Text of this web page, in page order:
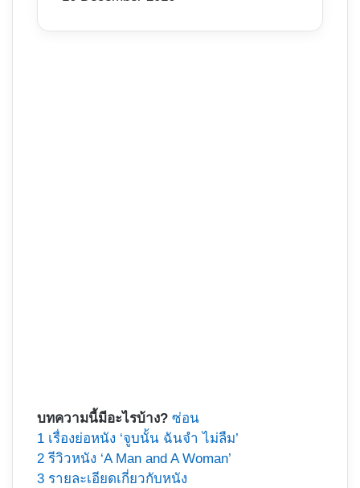
บทความนี้มีอะไรบ้าง? ซ่อน
1 เรื่องย่อหนัง ‘จูบนั้น ฉันจำ ไม่ลืม’
2 รีวิวหนัง ‘A Man and A Woman’
3 รายละเอียดเกี่ยวกับหนัง